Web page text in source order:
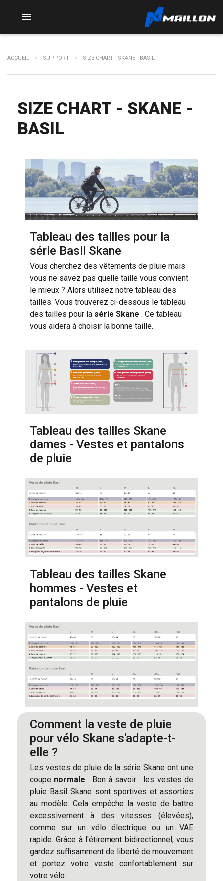

ACCUEIL SUPPORT SIZE CHART - SKANE - BASIL
SIZE CHART - SKANE -
BASIL
Tableau des tailles pour la
série Basil Skane
Vous cherchez des vêtements de pluie mais
vous ne savez pas quelle taille vous convient
le mieux ? Alors utilisez notre tableau des
tailles. Vous trouverez ci-dessous le tableau
des tailles pour la série Skane . Ce tableau
vous aidera à choisir la bonne taille.
Tableau des tailles Skane
dames - Vestes et pantalons
de pluie
Tableau des tailles Skane
hommes - Vestes et
pantalons de pluie
Comment la veste de pluie
pour vélo Skane s'adapte-t-
elle ?
Les vestes de pluie de la série Skane ont une
coupe normale . Bon à savoir : les vestes de
pluie Basil Skane sont sportives et assorties
au modèle. Cela empêche la veste de battre
excessivement à des vitesses (élevées),
comme sur un vélo électrique ou un VAE
rapide. Grâce à l'étirement bidirectionnel, vous
gardez suffisamment de liberté de mouvement
et portez votre veste confortablement sur
votre vélo.